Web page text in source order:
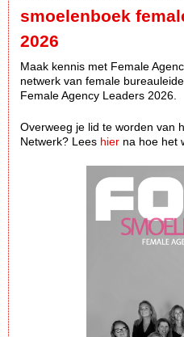
smoelenboek
2026
Maak kennis met Female
netwerk van female
Female Agency Leaders 2026.
Overweeg je lid te worden van
Netwerk? Lees hier na hoe het